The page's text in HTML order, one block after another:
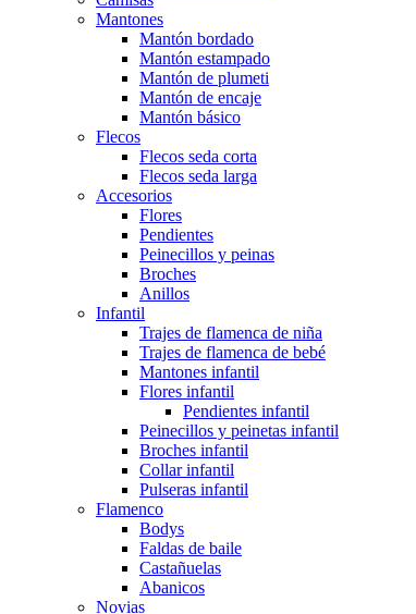
Mantones
Mantón bordado
Mantón estampado
Mantón de plumeti
Mantón de encaje
Mantón básico
Flecos
Flecos seda corta
Flecos seda larga
Accesorios
Flores
Pendientes
Peinecillos y peinas
Broches
Anillos
Infantil
Trajes de flamenca de niña
Trajes de flamenca de bebé
Mantones infantil
Flores infantil
Pendientes infantil
Peinecillos y peinetas infantil
Broches infantil
Collar infantil
Pulseras infantil
Flamenco
Bodys
Faldas de baile
Castañuelas
Abanicos
Novias